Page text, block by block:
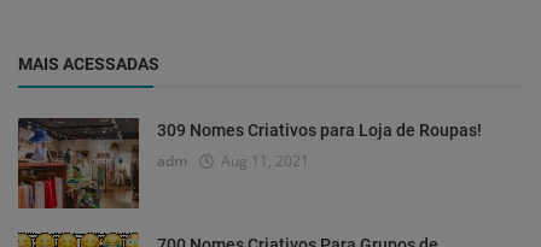
MAIS ACESSADAS
309 Nomes Criativos para Loja de Roupas!
adm Aug 11, 2021